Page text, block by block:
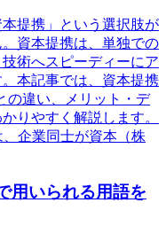
提携」という選択肢が
資本提携は、単独での
術へスピーディーにア
本記事では、資本提携
の違い、メリット・デ
りやすく解説します。
企業同士が資本（株
用いられる用語を